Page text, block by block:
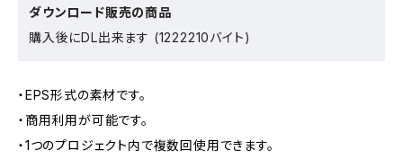
ダウンロード販売の商品
購入後にDL出来ます (1222210バイト)
・EPS形式の素材です。
・商用利用が可能です。
・1つのプロジェクト内で複数回使用できます。